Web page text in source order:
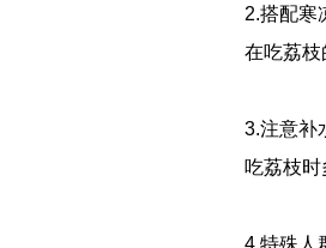
2.搭配寒
在吃荔枝
3.注意补
吃荔枝时
4.特殊人